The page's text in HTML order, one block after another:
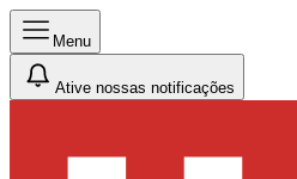
Menu
Ative nossas notificações